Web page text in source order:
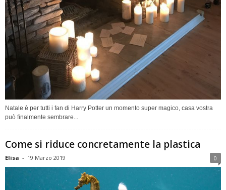
Natale è per tutti i fan di Harry Potter un momento super magico, casa vostra
può finalmente sembrare...
Come si riduce concretamente la plastica
Elisa - 19 Marzo 2019 0